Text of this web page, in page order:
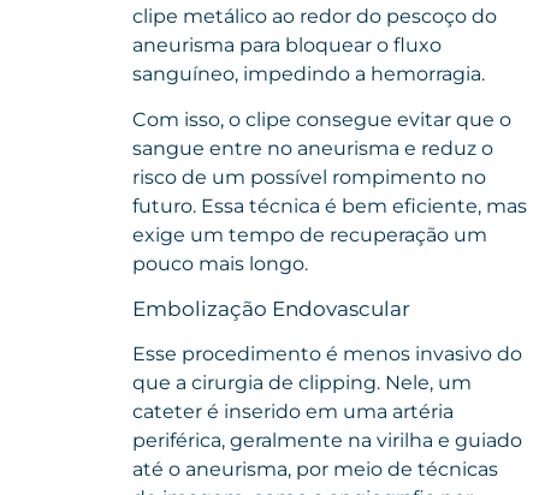
clipe metálico ao redor do pescoço do
aneurisma para bloquear o fluxo
sanguíneo, impedindo a hemorragia.
Com isso, o clipe consegue evitar que o
sangue entre no aneurisma e reduz o
risco de um possível rompimento no
futuro. Essa técnica é bem eficiente, mas
exige um tempo de recuperação um
pouco mais longo.
Embolização Endovascular
Esse procedimento é menos invasivo do
que a cirurgia de clipping. Nele, um
cateter é inserido em uma artéria
periférica, geralmente na virilha e guiado
até o aneurisma, por meio de técnicas